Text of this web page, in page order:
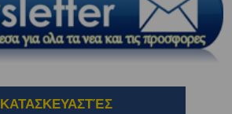
ΚΑΤΑΣΚΕΥΑΣΤΈΣ